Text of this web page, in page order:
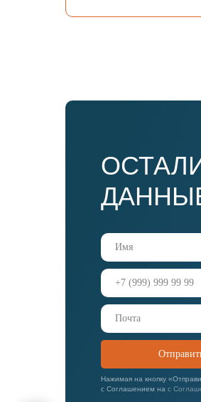
Нажимая на кнопку
с Соглашением на с